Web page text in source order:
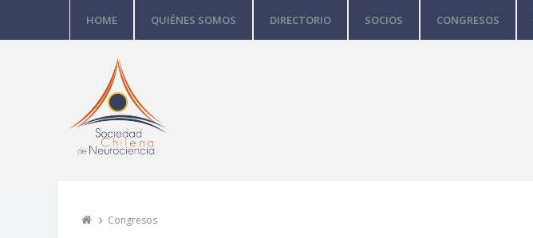
HOME QUIÉNES SOMOS DIRECTORIO SOCIOS CONGRESOS
Congresos